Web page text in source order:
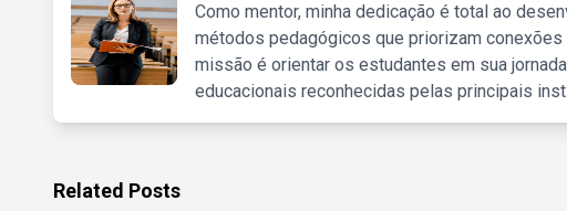
Como mentor, minha dedicação é total ao
métodos pedagógicos que priorizam
missão é orientar os estudantes em sua
educacionais reconhecidas pelas principais
Related Posts